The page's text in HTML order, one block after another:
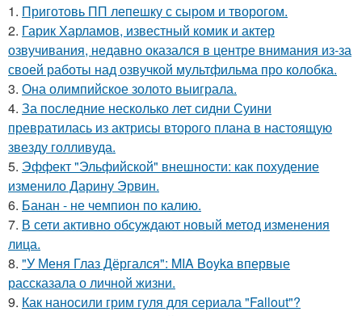
1. Приготовь ПП лепешку с сыром и творогом.
2. Гарик Харламов, известный комик и актер
озвучивания, недавно оказался в центре внимания из-за
своей работы над озвучкой мультфильма про колобка.
3. Она олимпийское золото выиграла.
4. За последние несколько лет сидни Суини
превратилась из актрисы второго плана в настоящую
звезду голливуда.
5. Эффект "Эльфийской" внешности: как похудение
изменило Дарину Эрвин.
6. Банан - не чемпион по калию.
7. В сети активно обсуждают новый метод изменения
лица.
8. "У Меня Глаз Дёргался": MIA Boyka впервые
рассказала о личной жизни.
9. Как наносили грим гуля для сериала "Fallout"?